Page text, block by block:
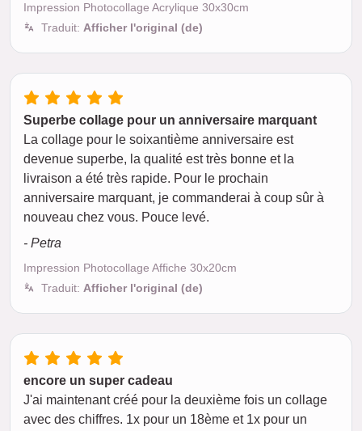
Impression Photocollage Acrylique 30x30cm
Traduit: Afficher l'original (de)
Superbe collage pour un anniversaire marquant
La collage pour le soixantième anniversaire est
devenue superbe, la qualité est très bonne et la
livraison a été très rapide. Pour le prochain
anniversaire marquant, je commanderai à coup sûr à
nouveau chez vous. Pouce levé.
- Petra
Impression Photocollage Affiche 30x20cm
Traduit: Afficher l'original (de)
encore un super cadeau
J'ai maintenant créé pour la deuxième fois un collage
avec des chiffres. 1x pour un 18ème et 1x pour un